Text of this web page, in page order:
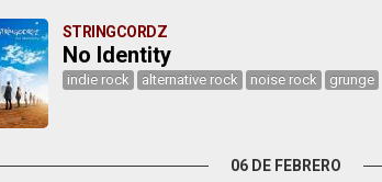
STRINGCORDZ
No Identity
indie rock alternative rock noise rock grunge
06 DE FEBRERO